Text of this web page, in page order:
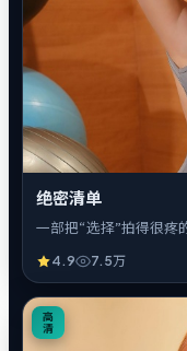
绝密清单
一部把“选择”拍得很疼
4.9 7.5万
高
清